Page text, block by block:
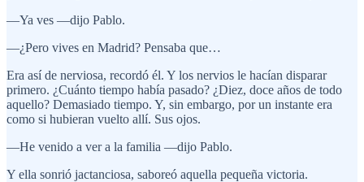
—Ya ves —dijo Pablo.
—¿Pero vives en Madrid? Pensaba que…
Era así de nerviosa, recordó él. Y los nervios le hacían disparar
primero. ¿Cuánto tiempo había pasado? ¿Diez, doce años de todo
aquello? Demasiado tiempo. Y, sin embargo, por un instante era
como si hubieran vuelto allí. Sus ojos.
—He venido a ver a la familia —dijo Pablo.
Y ella sonrió jactanciosa, saboreó aquella pequeña victoria.